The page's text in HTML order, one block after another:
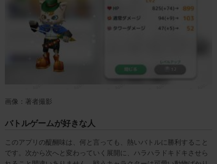
画像：著者撮影
バトルゲームが好きな人
このアプリの醍醐味は、何と言っても、熱いバトルに勝利すること
です。次から次へと変わっていく展開に、ハラハラドキドキさせら